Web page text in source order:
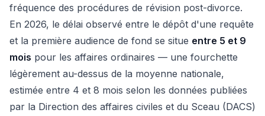
fréquence des procédures de révision post-divorce.
En 2026, le délai observé entre le dépôt d'une requête
et la première audience de fond se situe entre 5 et 9
mois pour les affaires ordinaires — une fourchette
légèrement au-dessus de la moyenne nationale,
estimée entre 4 et 8 mois selon les données publiées
par la Direction des affaires civiles et du Sceau (DACS)